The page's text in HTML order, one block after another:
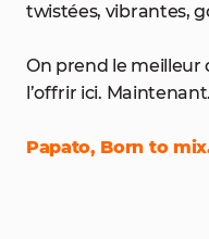
twistées, vibrantes,
On prend le meilleur
l’offrir ici. Maintenant.
Papato, Born to